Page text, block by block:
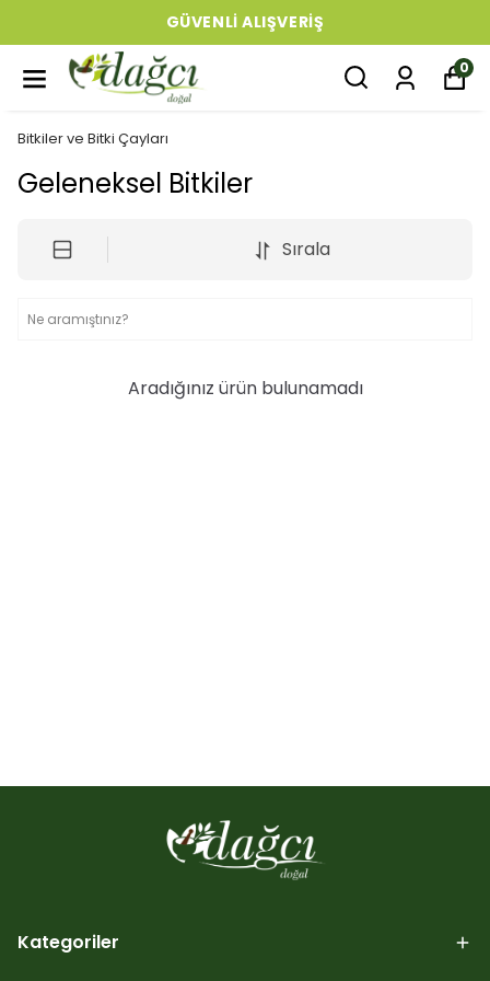
GÜVENLI ALIŞVERIŞ
0
Bitkiler ve Bitki Çayları
Geleneksel Bitkiler
Sırala
Aradığınız ürün bulunamadı
Kategoriler